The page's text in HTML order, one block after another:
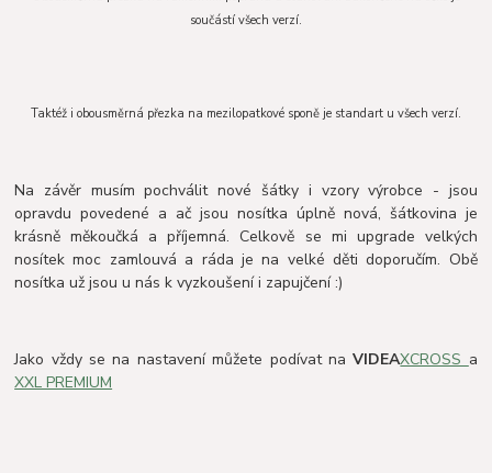
součástí všech verzí.
Taktéž i obousměrná přezka na mezilopatkové sponě je standart u všech verzí.
Na závěr musím pochválit nové šátky i vzory výrobce - jsou
opravdu povedené a ač jsou nosítka úplně nová, šátkovina je
krásně měkoučká a příjemná. Celkově se mi upgrade velkých
nosítek moc zamlouvá a ráda je na velké děti doporučím. Obě
nosítka už jsou u nás k vyzkoušení i zapujčení :)
Jako vždy se na nastavení můžete podívat naVIDEAXCROSS a
XXL PREMIUM